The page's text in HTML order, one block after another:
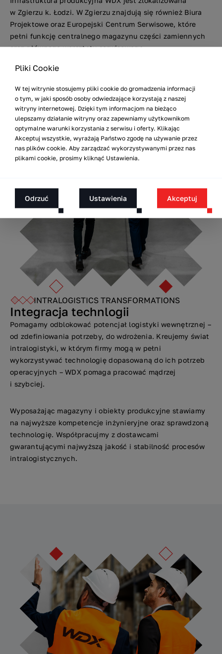
w Zgierzu k. Łodzi. W Zgierzu znajdują się również Biura
Projektowe oraz Europejski Centrum Serwisowe, które
pełni funkcję centralnego magazynu części zamiennych
oraz głównego warsztatu serwisowego.
INTRALOGISTICS TRANSFORMATIONS
Integracja technlogii
Pomagamy odblokować potencjał logistyki wewnętrznej –
od zdefiniowania potrzeby, do wdrożenia. Kreujemy świat
intralogistyki, w którym firmy mogą w pełni
wykorzystywać technologię dopasowaną do ich potrzeb
operacyjnych – WDX pomaga pracować mądrzej
i szybciej.
Wyposażając magazyny i obiekty produkcyjne stawiamy
na najwyższe kompetencje inżynieryjne oraz sprawdzoną
technologię. Współpracujmy z dostawcami
gwarantującymi najwyższą jakość i stabilność procesów
intralogistycznych.
Pliki Cookie
W tej witrynie stosujemy pliki cookie do gromadzenia informacji
o tym, w jaki sposób osoby odwiedzające korzystają z naszej
witryny internetowej. Dzięki tym informacjom na bieżąco
ulepszamy działanie witryny oraz zapewniamy użytkownikom
optymalne warunki korzystania z serwisu i oferty. Klikając
Akceptuj wszystkie, wyrażają Państwo zgodę na używanie przez
nas plików cookie. Aby zarządzać wykorzystywanymi przez nas
plikami cookie, prosimy kliknąć Ustawienia.
Odrzuć Ustawienia Akceptuj